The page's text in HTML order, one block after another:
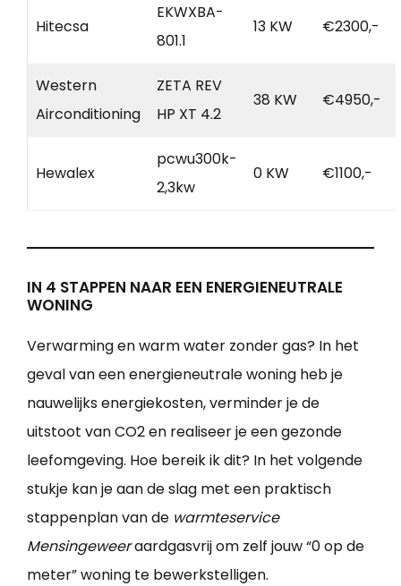
Hitecsa
EKWXBA-
801.1
13 KW €2300,-
Western
Airconditioning
ZETA REV
HP XT 4.2
38 KW €4950,-
Hewalex
pcwu300k-
2,3kw
0 KW €1100,-
IN 4 STAPPEN NAAR EEN ENERGIENEUTRALE
WONING
Verwarming en warm water zonder gas? In het
geval van een energieneutrale woning heb je
nauwelijks energiekosten, verminder je de
uitstoot van CO2 en realiseer je een gezonde
leefomgeving. Hoe bereik ik dit? In het volgende
stukje kan je aan de slag met een praktisch
stappenplan van de warmteservice
Mensingeweeraardgasvrij om zelf jouw “0 op de
meter” woning te bewerkstelligen.